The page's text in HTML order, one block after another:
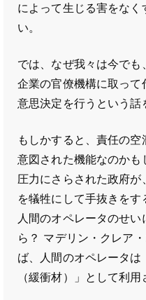
によって生じる害をな
い。
では、なぜ我々は今で
企業の官僚機構に取っ
意思決定を行うという話
もしかすると、責任の
意図された機能なのか
圧力にさらされた政府が
を犠牲にして手抜きを
人間のオペレータのせ
ら？ マデリン・クレア
ば、人間のオペレータ
（緩衝材）」として利用